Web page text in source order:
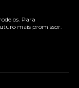
Para
mais promissor.